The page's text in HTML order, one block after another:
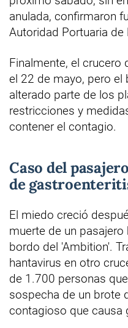
anulada, confirmaron
Autoridad Portuaria de
Finalmente, el crucero
el 22 de mayo, pero el
alterado parte de los
restricciones y
contener el contagio.
Caso del
de
El miedo creció
muerte de un
bordo del 'Ambition'.
hantavirus en otro
de 1.700 personas
sospecha de un brote
contagioso que causa